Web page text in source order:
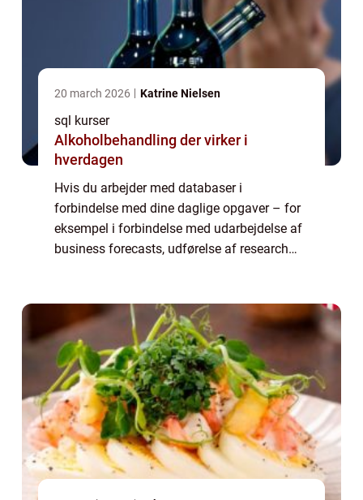
20 march 2026 Katrine Nielsen
sql kurser
Alkoholbehandling der virker i
hverdagen
Hvis du arbejder med databaser i
forbindelse med dine daglige opgaver – for
eksempel i forbindelse med udarbejdelse af
business forecasts, udførelse af research